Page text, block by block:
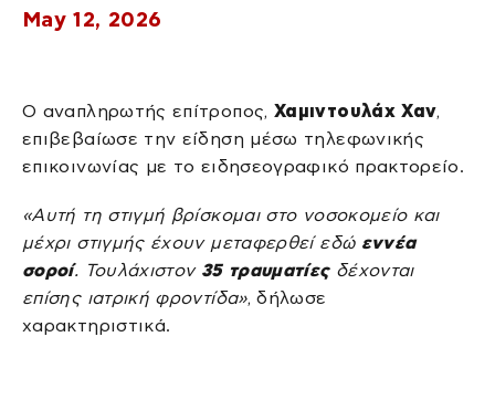
May 12, 2026
Ο αναπληρωτής επίτροπος, Χαμιντουλάχ Χαν,
επιβεβαίωσε την είδηση μέσω τηλεφωνικής
επικοινωνίας με το ειδησεογραφικό πρακτορείο.
«Αυτή τη στιγμή βρίσκομαι στο νοσοκομείο και
μέχρι στιγμής έχουν μεταφερθεί εδώ εννέα
σοροί. Τουλάχιστον 35 τραυματίεςδέχονται
επίσης ιατρική φροντίδα», δήλωσε
χαρακτηριστικά.